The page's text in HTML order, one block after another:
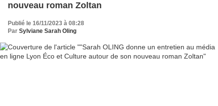
nouveau roman Zoltan
Publié le 16/11/2023 à 08:28
Par Sylviane Sarah Oling